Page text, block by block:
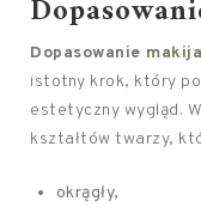
Dopasowanie
istotny krok, który
estetyczny wygląd.
kształtów twarzy,
okrągły,